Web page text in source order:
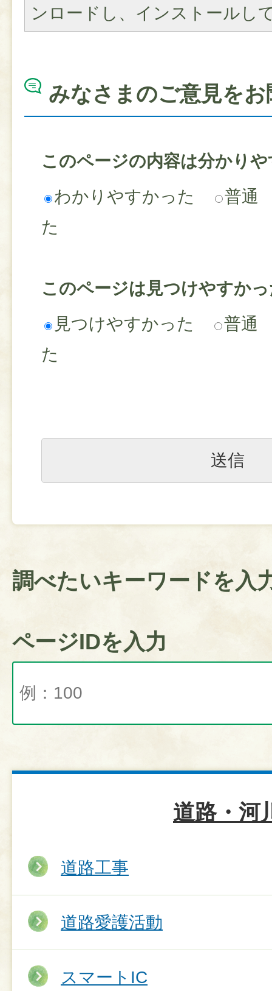
ンロードし、インストールし
みなさまのご意見を
このページの内容は分かり
わかりやすかった
普通
た
このページは見つけやすか
見つけやすかった
普通
た
調べたいキーワードを入
ページIDを入力
道路・河
道路工事
道路愛護活動
スマートIC